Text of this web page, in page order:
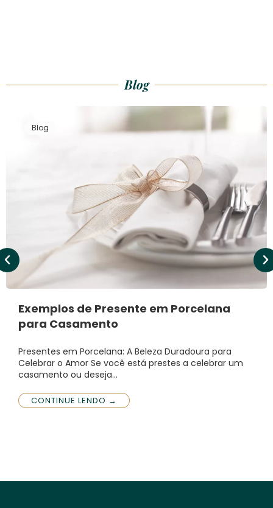
Blog
Blog
Exemplos de Presente em Porcelana
para Casamento
Presentes em Porcelana: A Beleza Duradoura para
Celebrar o Amor Se você está prestes a celebrar um
casamento ou deseja…
CONTINUE LENDO →